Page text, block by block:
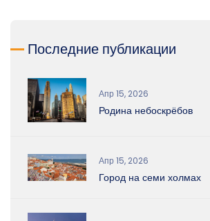
Последние публикации
Апр 15, 2026
Родина небоскрёбов
Апр 15, 2026
Город на семи холмах